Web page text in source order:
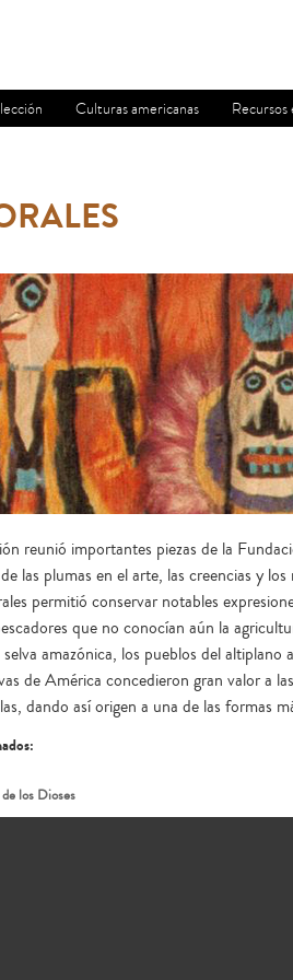
Culturas americanas
reunió importantes piezas de la
las plumas en el arte, las creencias y
permitió conservar notables
que no conocían aún la
amazónica, los pueblos del
de América concedieron gran valor a
dando así origen a una de las formas
los Dioses